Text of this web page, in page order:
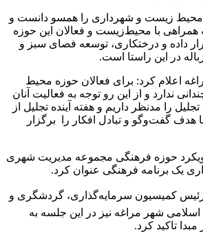
زیست و شهرداری را همسو دانست و
همراهی با محیط‌زیست و فعالان این حوزه
داده و درختکاری، توسعه فصای سبز و
در این راستا است.
اعلام کرد: برای فعالان حوزه محیط
ندارد و از این رو توجه به فعالیت آنان
را مد‌نظر داریم و هفته آینده تجلیل از
گفت‌‌وگو و تبادل افکار را برگزار
حوزه فرهنگی مجموعه مدیریت شهری
یک برنامه فرهنگی عنوان کرد.
کمیسیون سرمایه‌گذاری، گردشگری و
شهر مراغه نیز در این جلسه به
تاکید کرد.